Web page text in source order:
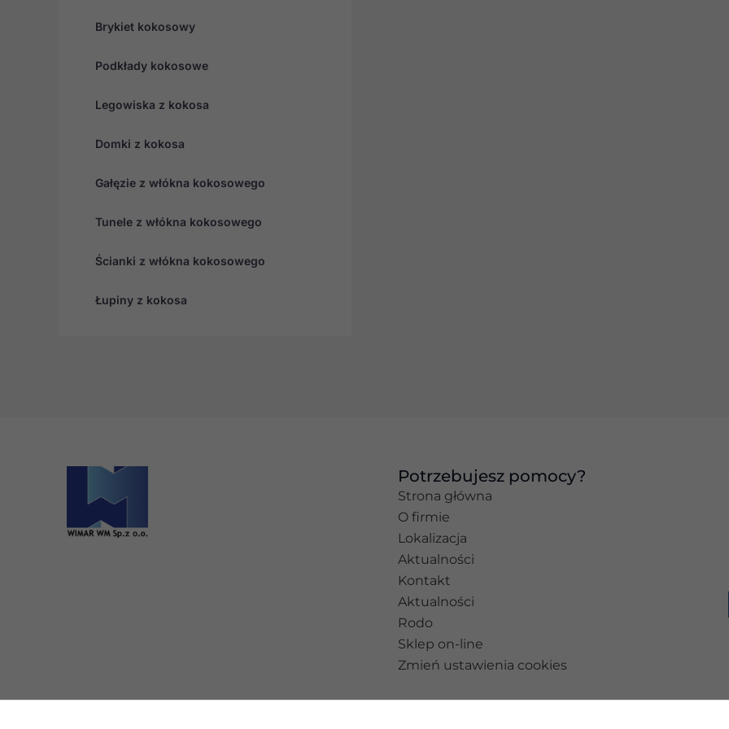
Brykiet kokosowy
Podkłady kokosowe
Legowiska z kokosa
Domki z kokosa
Gałęzie z włókna kokosowego
Tunele z włókna kokosowego
Ścianki z włókna kokosowego
Łupiny z kokosa
Potrzebujesz pomocy?
Strona główna
O firmie
Lokalizacja
Aktualności
Kontakt
Aktualności
Rodo
Sklep on-line
Zmień ustawienia cookies
znikną ze strony